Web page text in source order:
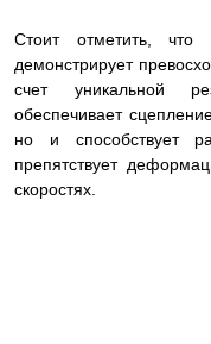
Стоит отметить,
демонстрирует
счет уникальной
обеспечивает
но и способствует
препятствует
скоростях.